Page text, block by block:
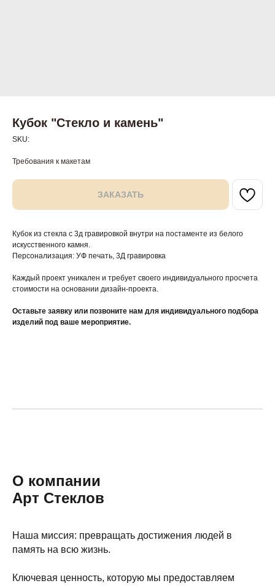
Кубок "Стекло и камень"
SKU:
Требования к макетам
ЗАКАЗАТЬ
Кубок из стекла с 3д гравировкой внутри на постаменте из белого
искусственного камня.
Персонализация: УФ печать, 3Д гравировка
Каждый проект уникален и требует своего индивидуального просчета
стоимости на основании дизайн-проекта.
Оставьте заявку или позвоните нам для индивидуального подбора
изделий под ваше мероприятие.
О компании
Арт Стеклов
Наша миссия: превращать достижения людей в
память на всю жизнь.
Ключевая ценность, которую мы предоставляем